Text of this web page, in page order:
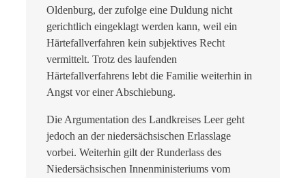
Oldenburg, der zufolge eine Duldung nicht
gerichtlich eingeklagt werden kann, weil ein
Härtefallverfahren kein subjektives Recht
vermittelt. Trotz des laufenden
Härtefallverfahrens lebt die Familie weiterhin in
Angst vor einer Abschiebung.
Die Argumentation des Landkreises Leer geht
jedoch an der niedersächsischen Erlasslage
vorbei. Weiterhin gilt der Runderlass des
Niedersächsischen Innenministeriums vom